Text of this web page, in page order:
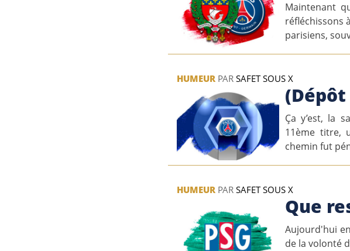
Maintenant
réfléchissons
parisiens,
HUMEUR PAR SAFET SOUS X
Ça y’est, la
11ème titre,
chemin fut
HUMEUR PAR SAFET SOUS X
Que
Aujourd'hui
de la volonté